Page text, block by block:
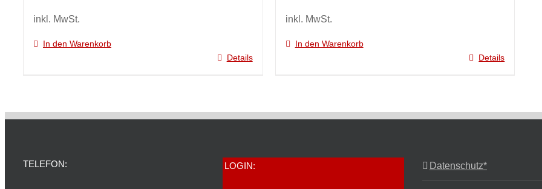
auf
Produktseite
inkl. MwSt.
In den Warenkorb
Details
inkl. MwSt.
In den Warenkorb
Details
TELEFON: LOGIN: Datenschutz*